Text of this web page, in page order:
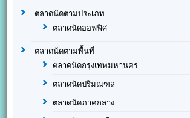
ตลาดนัดตามประเภท
ตลาดนัดออฟฟิศ
ตลาดนัดตามพื้นที่
ตลาดนัดกรุงเทพมหานคร
ตลาดนัดปริมณฑล
ตลาดนัดภาคกลาง